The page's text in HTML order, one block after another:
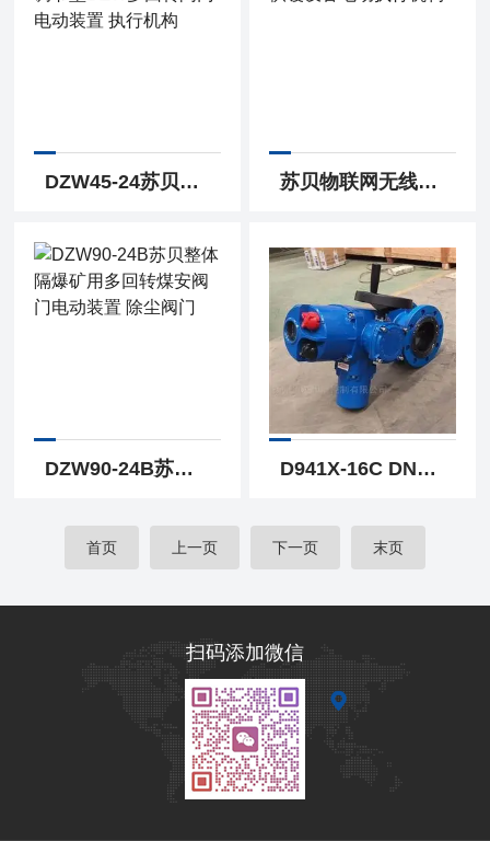
DZW45-24苏贝智能调节型DZW多回转阀门电动装置 执行机构 苏贝物联网无线控制供暖设备电动执行机构
DZW90-24B苏贝整体隔爆矿用多回转煤安阀门电动装置 除尘阀门 D941X-16C DN150苏贝智能型法兰铸钢电动开关蝶阀 执行机构
首页 上一页 下一页 末页
扫码添加微信